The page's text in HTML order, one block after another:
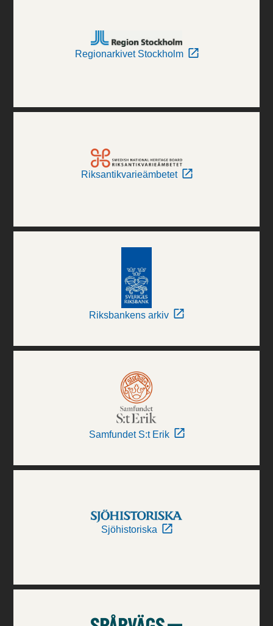
Regionarkivet Stockholm
Riksantikvarieämbetet
Riksbankens arkiv
Samfundet S:t Erik
Sjöhistoriska